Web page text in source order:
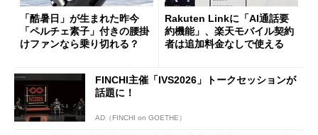
「酷暑日」が生まれた昨今
「ペルチェ素子」付きの腰掛
けファンなら乗り切れる？
Rakuten Linkに「AI通話要
約機能」、楽天モバイル契約
者は追加料金なしで使える
FINCHI主催「IVS2026」トークセッションが
話題に！
AD（FINCHI on GOETHE）